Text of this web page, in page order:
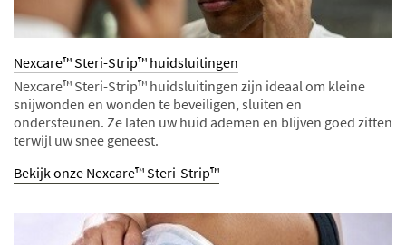
Nexcare™ Steri-Strip™ huidsluitingen
Nexcare™ Steri-Strip™ huidsluitingen zijn ideaal om kleine
snijwonden en wonden te beveiligen, sluiten en
ondersteunen. Ze laten uw huid ademen en blijven goed zitten
terwijl uw snee geneest.
Bekijk onze Nexcare™ Steri-Strip™